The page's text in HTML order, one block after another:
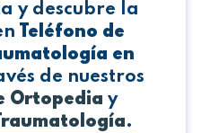
y descubre la
Teléfono de
en
de nuestros
Ortopedia y
.